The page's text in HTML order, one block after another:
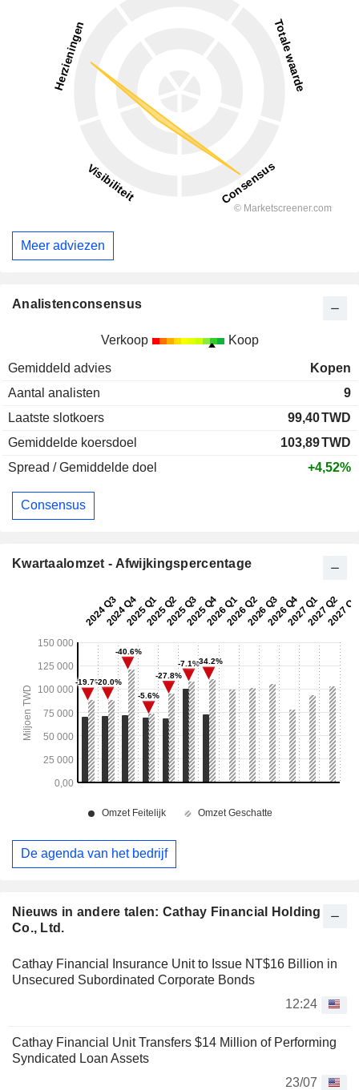
Nieuws in andere talen: Cathay Financial Holding
Co., Ltd.
Cathay Financial Insurance Unit to Issue NT$16 Billion in
Unsecured Subordinated Corporate Bonds
12:24
Cathay Financial Unit Transfers $14 Million of Performing
Syndicated Loan Assets
23/07
Meer adviezen
Analistenconsensus
Verkoop Koop
Gemiddeld advies
Kopen
Aantal analisten
9
Laatste slotkoers
99,40TWD
Gemiddelde koersdoel
103,89TWD
Spread / Gemiddelde doel
+4,52%
Consensus
Kwartaalomzet - Afwijkingspercentage
De agenda van het bedrijf